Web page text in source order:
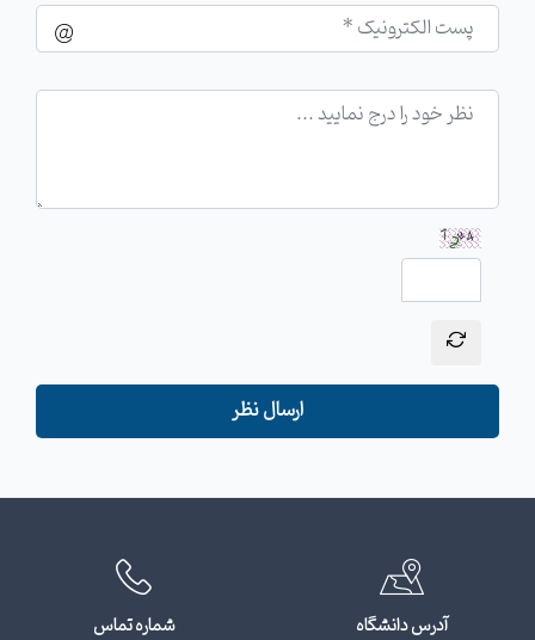
ارسال نظر
آدرس دانشگاه
شماره تماس